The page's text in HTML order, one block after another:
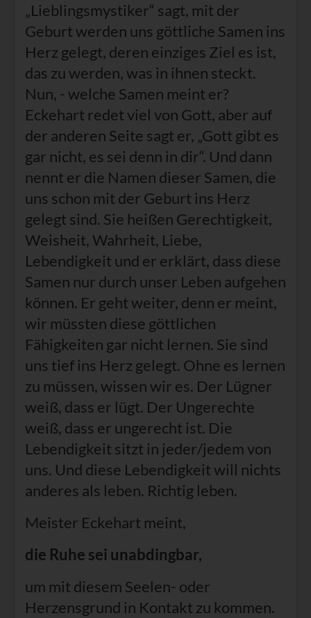
„Lieblingsmystiker“ sagt, mit der
Geburt werden uns göttliche Samen ins
Herz gelegt, deren einziges Ziel es ist,
das zu werden, was in ihnen steckt.
Nun, - welche Samen meint er?
Eckehart redet viel von Gott, aber auf
der anderen Seite sagt er, „Gott gibt es
gar nicht, es sei denn in dir“. Und dann
nennt er die Namen dieser Samen, die
uns schon mit der Geburt ins Herz
gelegt sind. Sie heißen Gerechtigkeit,
Weisheit, Wahrheit, Liebe,
Lebendigkeit und er erklärt, dass diese
Samen nur durch unser Leben aufgehen
können. Er geht weiter, denn er meint,
wir müssten diese göttlichen
Fähigkeiten gar nicht lernen. Sie sind
uns tief ins Herz gelegt. Ohne es lernen
zu müssen, wissen wir es. Der Lügner
weiß, dass er lügt. Der Ungerechte
weiß, dass er ungerecht ist. Die
Lebendigkeit sitzt in jeder/jedem von
uns. Und diese Lebendigkeit will nichts
anderes als leben. Richtig leben.
Meister Eckehart meint,
die Ruhe sei unabdingbar,
um mit diesem Seelen- oder
Herzensgrund in Kontakt zu kommen.